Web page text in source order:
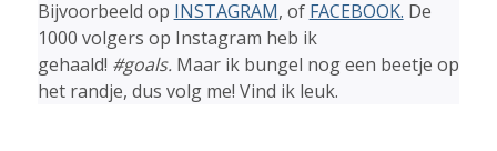
Bijvoorbeeld op INSTAGRAM, of FACEBOOK. De
1000 volgers op Instagram heb ik
gehaald! #goals.Maar ik bungel nog een beetje op
het randje, dus volg me! Vind ik leuk.